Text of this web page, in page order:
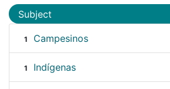
Subject
1 Campesinos
1 Indígenas